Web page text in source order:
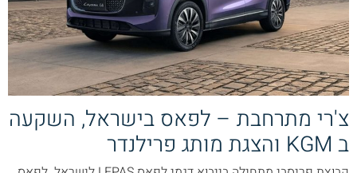
צ'רי מתרחבת – לפאס בישראל, השקעה
ב KGM והצגת מותג פרילנדר